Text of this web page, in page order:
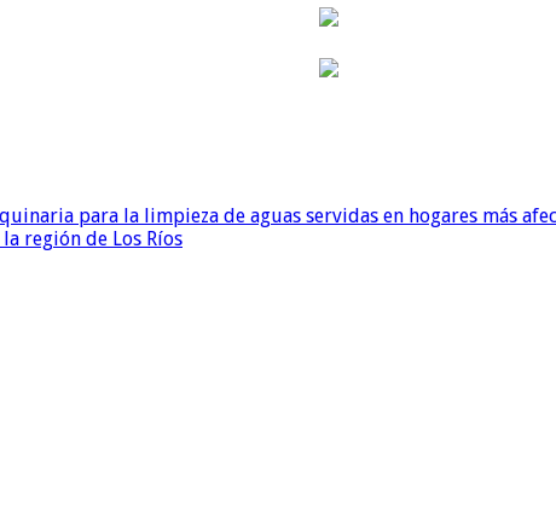
para la limpieza de aguas servidas en hogares más
región de Los Ríos